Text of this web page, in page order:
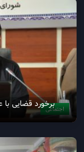
اجتماعیبرخورد قضایی